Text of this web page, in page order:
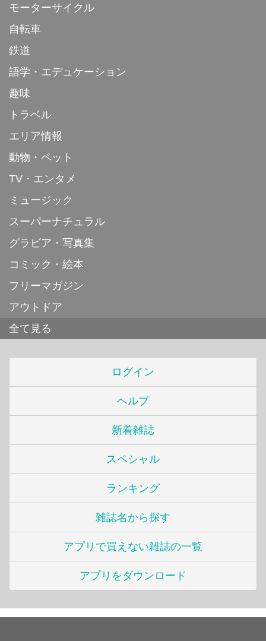
モーターサイクル
自転車
鉄道
語学・エデュケーション
趣味
トラベル
エリア情報
動物・ペット
TV・エンタメ
ミュージック
スーパーナチュラル
グラビア・写真集
コミック・絵本
フリーマガジン
アウトドア
全て見る
ログイン
ヘルプ
新着雑誌
スペシャル
ランキング
雑誌名から探す
アプリで買えない雑誌の一覧
アプリをダウンロード